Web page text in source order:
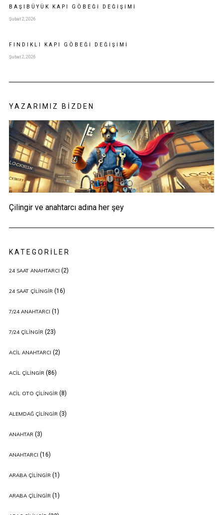
BAŞIBÜYÜK KAPI GÖBEĞI DEĞIŞIMI
Şubat 2, 2026
FINDIKLI KAPI GÖBEĞI DEĞIŞIMI
Şubat 2, 2026
YAZARIMIZ BIZDEN
Çilingir ve anahtarcı adına her şey
KATEGORILER
24 SAAT ANAHTARCI (2)
24 SAAT ÇILINGIR(16)
7/24 ANAHTARCI (1)
7/24 ÇILINGIR(23)
ACIL ANAHTARCI (2)
ACIL ÇILINGIR(86)
ACIL OTO ÇILINGIR(8)
ALEMDAĞ ÇILINGIR(3)
ANAHTAR(3)
ANAHTARCI (16)
ARABA ÇILINGIR(1)
ARABA ÇILINGIR(1)